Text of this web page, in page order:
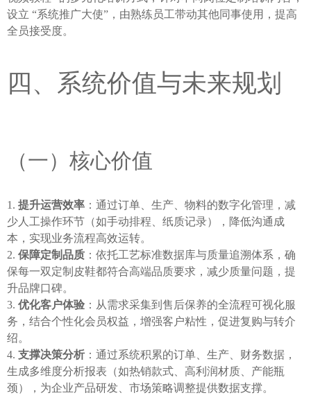
设立 “系统推广大使”，由熟练员工带动其他同事使用，提高
全员接受度。
四、系统价值与未来规划
（一）核心价值
提升运营效率 ：通过订单、生产、物料的数字化管理，减
少人工操作环节（如手动排程、纸质记录），降低沟通成
本，实现业务流程高效运转。
保障定制品质 ：依托工艺标准数据库与质量追溯体系，确
保每一双定制皮鞋都符合高端品质要求，减少质量问题，提
升品牌口碑。
优化客户体验 ：从需求采集到售后保养的全流程可视化服
务，结合个性化会员权益，增强客户粘性，促进复购与转介
绍。
支撑决策分析 ：通过系统积累的订单、生产、财务数据，
生成多维度分析报表（如热销款式、高利润材质、产能瓶
颈），为企业产品研发、市场策略调整提供数据支撑。